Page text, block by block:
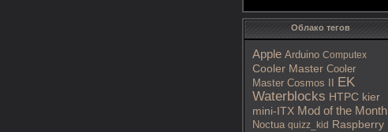
Облако тегов
Apple Arduino Computex
Cooler Master Cooler
Master Cosmos II
EK
Waterblocks HTPC kier
mini-ITX Mod of the Month
Noctua quizz_kid Raspberry